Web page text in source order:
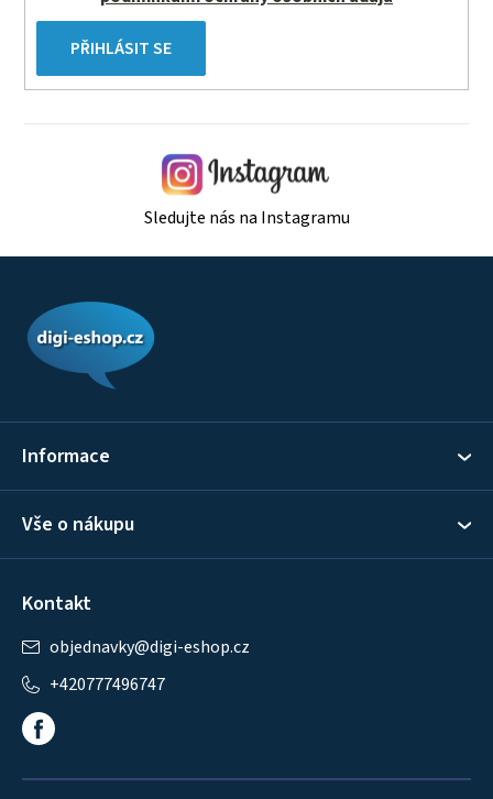
PŘIHLÁSIT SE
Sledujte nás na Instagramu
Informace
Vše o nákupu
Kontakt
objednavky@digi-eshop.cz
+420777496747